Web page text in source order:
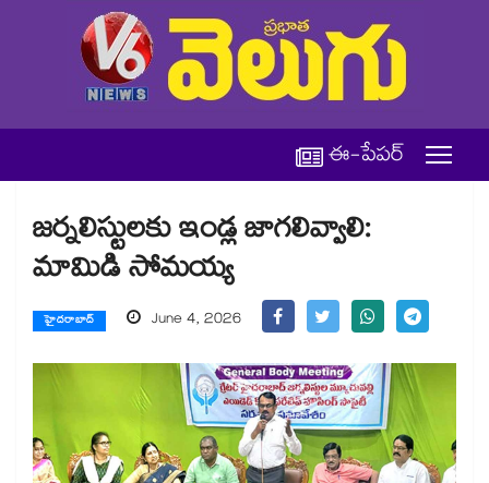
ఈ-పేపర్
జర్నలిస్టులకు ఇండ్ల జాగలివ్వాలి:
మామిడి సోమయ్య
హైదరాబాద్ June 4, 2026